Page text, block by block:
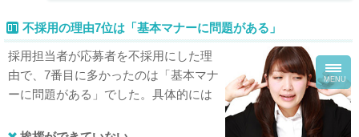
不採用の理由7位は「基本マナーに問題がある」
採用担当者が応募者を不採用にした理
由で、7番目に多かったのは「基本マナ
ーに問題がある」でした。具体的には
MENU